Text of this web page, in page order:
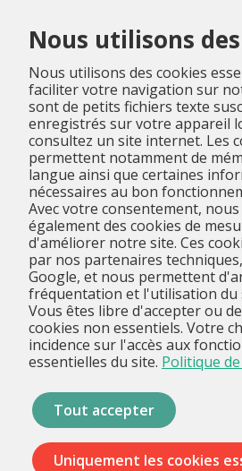
Nous utilisons
Nous utilisons des cookies
faciliter votre navigation sur
sont de petits fichiers texte
enregistrés sur votre appareil
consultez un site internet. Les
permettent notamment de
langue ainsi que certaines
nécessaires au bon
Avec votre consentement,
également des cookies de
d'améliorer notre site. Ces
par nos partenaires
Google, et nous permettent
fréquentation et l'utilisation du
Vous êtes libre d'accepter ou
cookies non essentiels. Votre
incidence sur l'accès aux
essentielles du site. Politique
Tout accepter
Uniquement les cookies